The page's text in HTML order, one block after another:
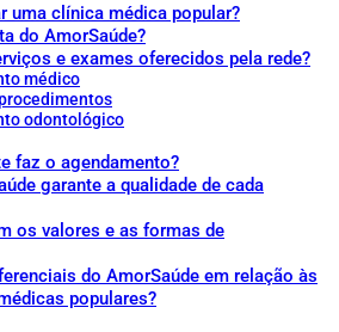
uma clínica médica popular?
do AmorSaúde?
e exames oferecidos pela rede?
médico
odontológico
faz o agendamento?
garante a qualidade de cada
os valores e as formas de
do AmorSaúde em relação às
populares?